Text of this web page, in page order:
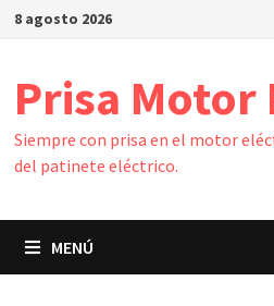
Saltar
8 agosto 2026
Prisa
Siempre con prisa en el motor
del patinete eléctrico.
MENÚ